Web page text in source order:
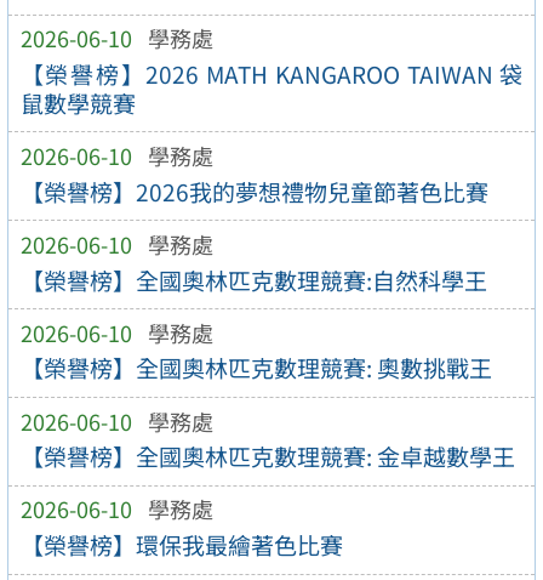
2026-06-10 學務處
【榮譽榜】2026 MATH KANGAROO TAIWAN 袋
鼠數學競賽
2026-06-10 學務處
【榮譽榜】2026我的夢想禮物兒童節著色比賽
2026-06-10 學務處
【榮譽榜】全國奧林匹克數理競賽:自然科學王
2026-06-10 學務處
【榮譽榜】全國奧林匹克數理競賽: 奧數挑戰王
2026-06-10 學務處
【榮譽榜】全國奧林匹克數理競賽: 金卓越數學王
2026-06-10 學務處
【榮譽榜】環保我最繪著色比賽